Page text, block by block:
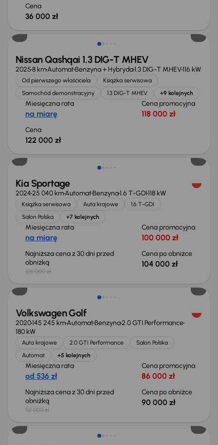
Cena
36 000 zł
Od nowego taniej o 36 775 zł
Nissan Qashqai 1.3 DIG-T MHEV
20258 kmAutomatBenzyna + Hybryda1.3 DIG-T MHEV116 kW
Od pierwszego właściciela
Książka serwisowa
Samochód demonstracyjny
1.3 DIG-T MHEV +9 kolejnych
Miesięczna rata
na miarę
Cena promocyjna
118 000 zł
Cena
122 000 zł
Kia Sportage
202425 040 kmAutomatBenzyna1.6 T-GDI118 kW
Książka serwisowa Auta krajowe
1.6 T-GDI
Salon Polska
+7 kolejnych
Miesięczna rata
na miarę
Cena promocyjna
100 000 zł
Najniższa cena z 30 dni przed
obniżką
105 000 zł
Cena po obniżce
104 000 zł
Taniej o 2 000 zł
Volkswagen Golf
2020145 245 kmAutomatBenzyna2.0 GTI Performance
180 kW
Auta krajowe 2.0 GTI Performance
Salon Polska
Automat
+5 kolejnych
Miesięczna rata
od 536 zł
Cena promocyjna
86 000 zł
Najniższa cena z 30 dni przed
obniżką
92 000 zł
Cena po obniżce
90 000 zł
Taniej o 1 000 zł